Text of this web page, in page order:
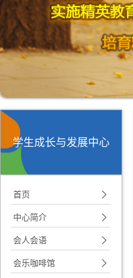
学生成长与发展中心
首页
中心简介
会人会语
会乐咖啡馆